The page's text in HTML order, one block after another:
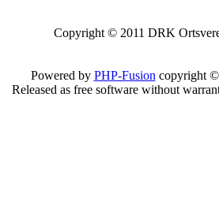
Copyright © 2011 DRK
Powered by PHP-Fusion copyright
Released as free software without